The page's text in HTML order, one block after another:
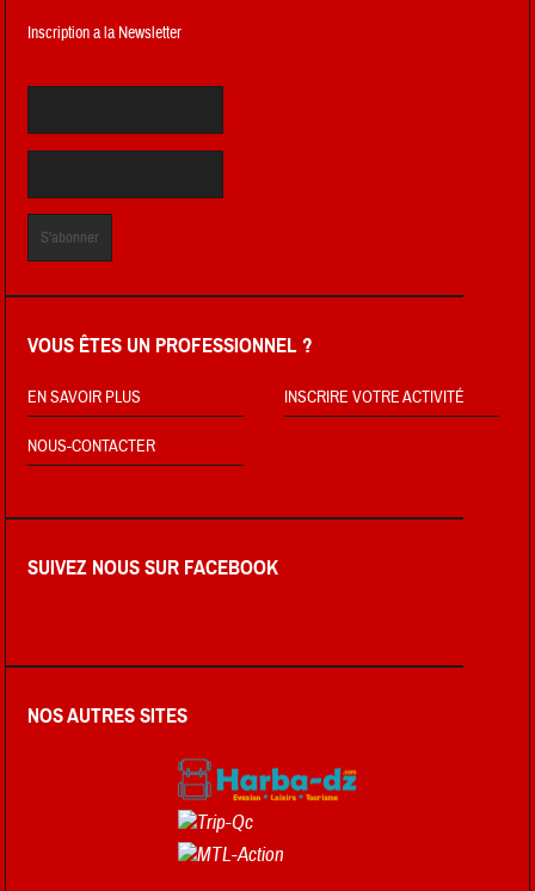
Inscription a la Newsletter
VOUS ÊTES UN PROFESSIONNEL ?
EN SAVOIR PLUS INSCRIRE VOTRE ACTIVITÉ
NOUS-CONTACTER
SUIVEZ NOUS SUR FACEBOOK
NOS AUTRES SITES